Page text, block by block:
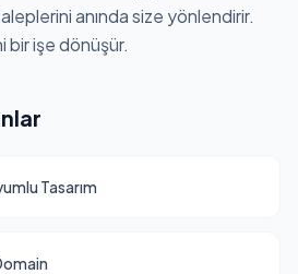
anında size yönlendirir.
bir işe dönüşür.
Tasarım